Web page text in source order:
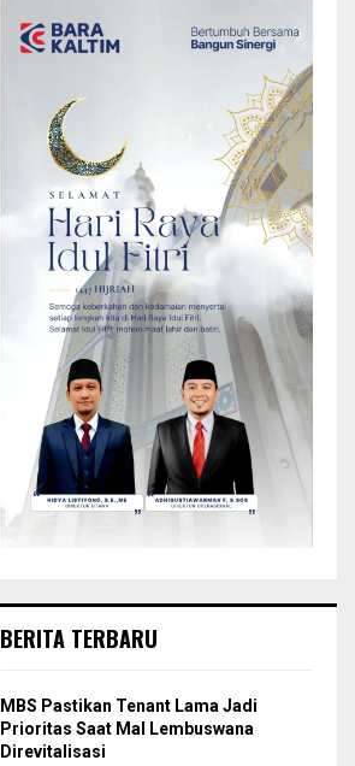
BERITA TERBARU
MBS Pastikan Tenant Lama Jadi
Prioritas Saat Mal Lembuswana
Direvitalisasi